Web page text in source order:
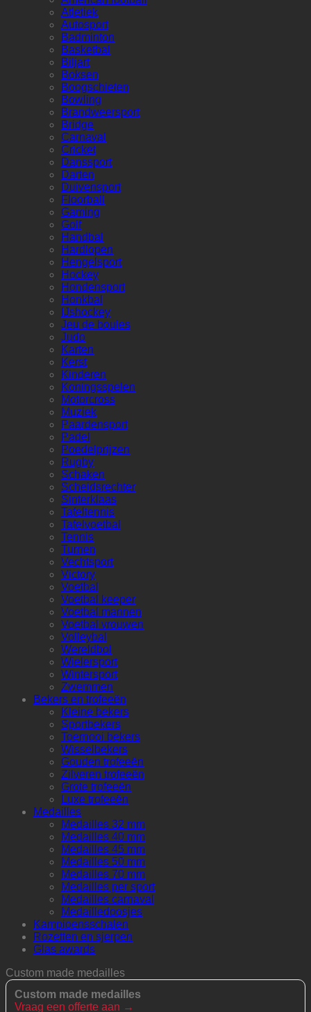
Atletiek
Autosport
Badminton
Basketbal
Biljart
Boksen
Boogschieten
Bowling
Brandweersport
Bridge
Carnaval
Cricket
Danssport
Darten
Duivensport
Floorball
Gaming
Golf
Handbal
Hardlopen
Hengelsport
Hockey
Hondensport
Honkbal
IJshockey
Jeu de boules
Judo
Karten
Kerst
Kinderen
Koningsspelen
Motorcross
Muziek
Paardensport
Padel
Poedelprijzen
Rugby
Schaken
Scheidsrechter
Sinterklaas
Tafeltennis
Tafelvoetbal
Tennis
Turnen
Vechtsport
Victory
Voetbal
Voetbal keeper
Voetbal mannen
Voetbal vrouwen
Volleybal
Wereldbol
Wielersport
Wintersport
Zwemmen
Bekers en trofeeën
Kleine bekers
Sportbekers
Toernooi bekers
Wisselbekers
Gouden trofeeën
Zilveren trofeeën
Grote trofeeën
Luxe trofeeën
Medailles
Medailles 32 mm
Medailles 40 mm
Medailles 45 mm
Medailles 50 mm
Medailles 70 mm
Medailles per sport
Medailles carnaval
Medailledoosjes
Kampioensschalen
Rozetten en sjerpen
Glas awards
Custom made medailles
Custom made medailles
Vraag een offerte aan →